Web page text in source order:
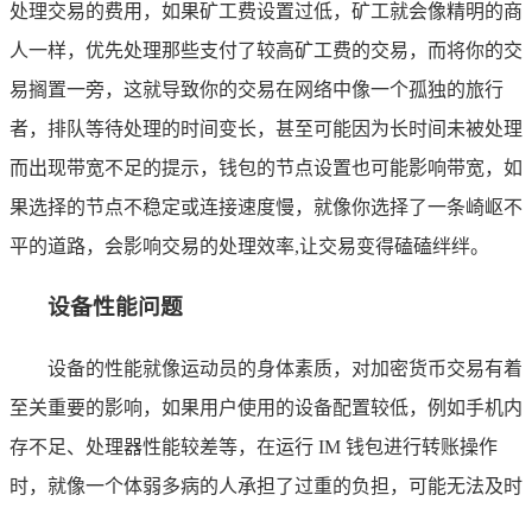
处理交易的费用，如果矿工费设置过低，矿工就会像精明的商
人一样，优先处理那些支付了较高矿工费的交易，而将你的交
易搁置一旁，这就导致你的交易在网络中像一个孤独的旅行
者，排队等待处理的时间变长，甚至可能因为长时间未被处理
而出现带宽不足的提示，钱包的节点设置也可能影响带宽，如
果选择的节点不稳定或连接速度慢，就像你选择了一条崎岖不
平的道路，会影响交易的处理效率,让交易变得磕磕绊绊。
设备性能问题
设备的性能就像运动员的身体素质，对加密货币交易有着
至关重要的影响，如果用户使用的设备配置较低，例如手机内
存不足、处理器性能较差等，在运行 IM 钱包进行转账操作
时，就像一个体弱多病的人承担了过重的负担，可能无法及时